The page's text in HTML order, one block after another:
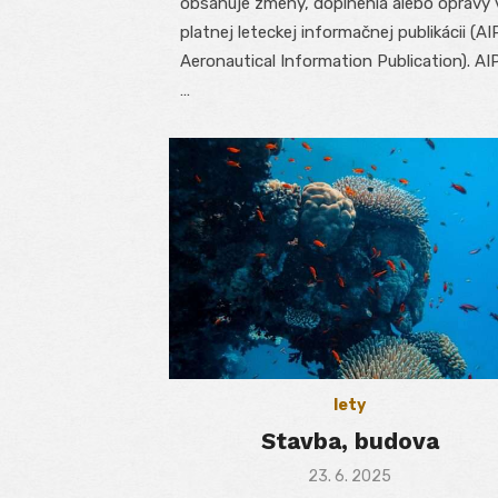
platnej leteckej informačnej publikácii
Aeronautical Information Publication).
…
lety
Stavba, budova
Posted
23. 6. 2025